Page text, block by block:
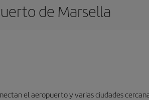
de Marsella
el aeropuerto y varias ciudades